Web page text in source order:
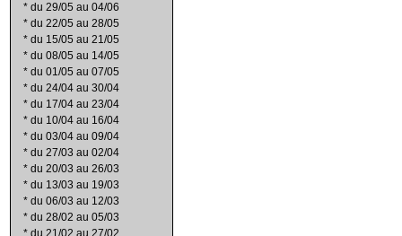
* du 29/05 au 04/06
* du 22/05 au 28/05
* du 15/05 au 21/05
* du 08/05 au 14/05
* du 01/05 au 07/05
* du 24/04 au 30/04
* du 17/04 au 23/04
* du 10/04 au 16/04
* du 03/04 au 09/04
* du 27/03 au 02/04
* du 20/03 au 26/03
* du 13/03 au 19/03
* du 06/03 au 12/03
* du 28/02 au 05/03
* du 21/02 au 27/02